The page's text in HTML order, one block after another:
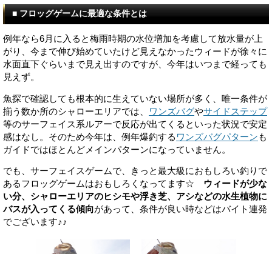
■ フロッグゲームに最適な条件とは
例年なら6月に入ると梅雨時期の水位増加を考慮して放水量が上
がり、今まで伸び始めていたけど見えなかったウィードが徐々に
水面直下ぐらいまで見え出すのですが、今年はいつまで経っても
見えず。
魚探で確認しても根本的に生えていない場所が多く、唯一条件が
揃う数か所のシャローエリアでは、
ワンズバグやサイドステップ
等のサーフェイス系ルアーで反応が出てくるといった状況で安定
感はなし。そのため今年は、例年爆釣する ワンズバグパターンも
ガイドではほとんどメインパターンになっていません。
でも、サーフェイスゲームで、きっと最大級におもしろい釣りで
あるフロッグゲームはおもしろくなってます☆ ウィードが少な
い分、シャローエリアのヒシモや浮き芝、アシなどの水生植物に
バスが入ってくる傾向があって、条件が良い時などはバイト連発
でございます♪♪